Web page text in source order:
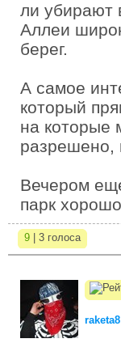
ли убирают
Аллеи
берег.
А самое
который
на которые
разрешено,
Вечером
парк
9 | 3 голоса
raketa8